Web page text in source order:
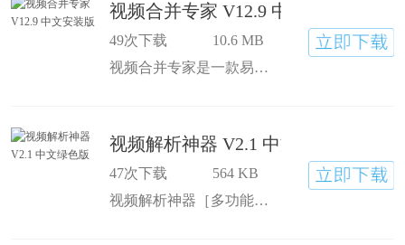
视频合并专家 V12.9 中文安装版
49次下载
10.6 MB
视频合并专家是一款易于使用，功能强大的视频文件合并工具。它可以将多个AVI、MPEG、MPG、DAT、RM、RMVB、WMV、ASF、MOV、QT等琐碎的影片合并成一个大的视频文件，您可以输出为AVI(DivX/XviD)、MPEG1、MPEG2、VCD、SVCD、DVD、WMV等多种视频格式，还可以任意
视频解析神器 V2.1 中文绿色版
47次下载
564 KB
视频解析神器［多功能版］受广大网友用户的支持与建议，再次更新。新加其它视频网站的视频解析，优化界面布局，播放控件更改等；视频神器，时隔半月，再度更新，支持更多，功能更多。欢迎下载使用！！